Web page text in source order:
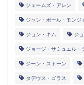
ジェームズ・アレン
ジャン・ポール・モンジ
ジョン・キム ジ
ジョージ・サミュエル・
ジーン・ストーン
タデウス・ゴラス